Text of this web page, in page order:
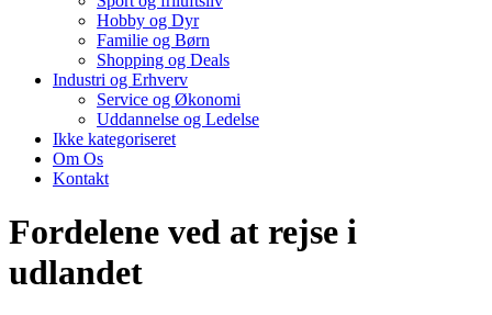
Hobby og Dyr
Familie og Børn
Shopping og Deals
Industri og Erhverv
Service og Økonomi
Uddannelse og Ledelse
Ikke kategoriseret
Om Os
Kontakt
Fordelene ved at rejse i
udlandet